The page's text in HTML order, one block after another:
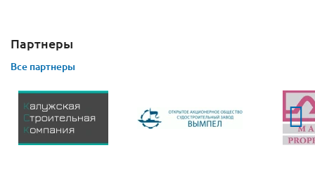
Партнеры
Все партнеры